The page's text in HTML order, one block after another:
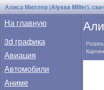
Алиса Миллер (Alyssa Miller),
На главную
3d графика
Авиация
Автомобили
Аниме